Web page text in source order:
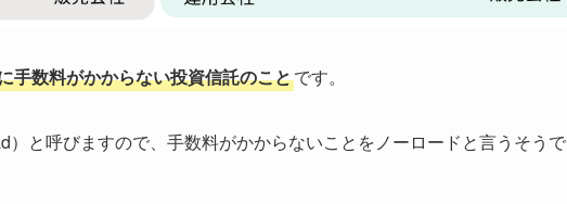
手数料がかからない投資信託のことです。
と呼びますので、手数料がかからないことをノーロードと言うそうで